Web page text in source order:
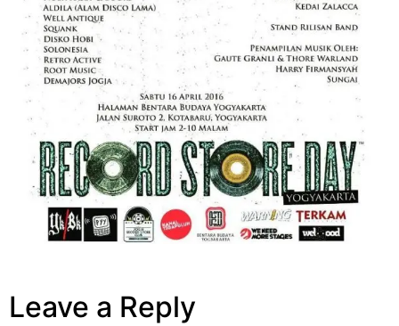
Leave a Reply